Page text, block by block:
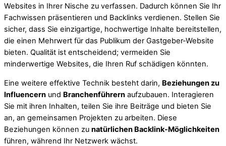
Websites in Ihrer Nische zu verfassen. Dadurch können Sie Ihr
Fachwissen präsentieren und Backlinks verdienen. Stellen Sie
sicher, dass Sie einzigartige, hochwertige Inhalte bereitstellen,
die einen Mehrwert für das Publikum der Gastgeber-Website
bieten. Qualität ist entscheidend; vermeiden Sie
minderwertige Websites, die Ihren Ruf schädigen könnten.
Eine weitere effektive Technik besteht darin, Beziehungen zu
Influencern und Branchenführern aufzubauen. Interagieren
Sie mit ihren Inhalten, teilen Sie ihre Beiträge und bieten Sie
an, an gemeinsamen Projekten zu arbeiten. Diese
Beziehungen können zu natürlichen Backlink-Möglichkeiten
führen, während Ihr Netzwerk wächst.